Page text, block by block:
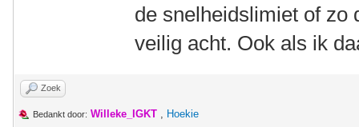
de snelheidslimiet of zo
veilig acht. Ook als ik
Zoek
Bedankt door: Willeke_IGKT , Hoekie